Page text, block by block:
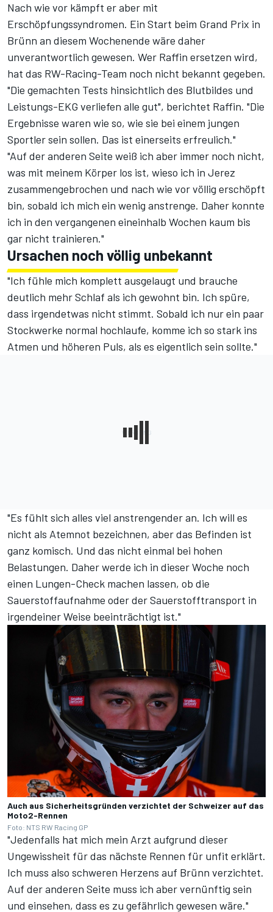
Nach wie vor kämpft er aber mit
Erschöpfungssyndromen. Ein Start beim Grand Prix in
Brünn an diesem Wochenende wäre daher
unverantwortlich gewesen. Wer Raffin ersetzen wird,
hat das RW-Racing-Team noch nicht bekannt gegeben.
"Die gemachten Tests hinsichtlich des Blutbildes und
Leistungs-EKG verliefen alle gut", berichtet Raffin. "Die
Ergebnisse waren wie so, wie sie bei einem jungen
Sportler sein sollen. Das ist einerseits erfreulich."
"Auf der anderen Seite weiß ich aber immer noch nicht,
was mit meinem Körper los ist, wieso ich in Jerez
zusammengebrochen und nach wie vor völlig erschöpft
bin, sobald ich mich ein wenig anstrenge. Daher konnte
ich in den vergangenen eineinhalb Wochen kaum bis
gar nicht trainieren."
Ursachen noch völlig unbekannt
"Ich fühle mich komplett ausgelaugt und brauche
deutlich mehr Schlaf als ich gewohnt bin. Ich spüre,
dass irgendetwas nicht stimmt. Sobald ich nur ein paar
Stockwerke normal hochlaufe, komme ich so stark ins
Atmen und höheren Puls, als es eigentlich sein sollte."
"Es fühlt sich alles viel anstrengender an. Ich will es
nicht als Atemnot bezeichnen, aber das Befinden ist
ganz komisch. Und das nicht einmal bei hohen
Belastungen. Daher werde ich in dieser Woche noch
einen Lungen-Check machen lassen, ob die
Sauerstoffaufnahme oder der Sauerstofftransport in
irgendeiner Weise beeinträchtigt ist."
Auch aus Sicherheitsgründen verzichtet der Schweizer auf das
Moto2-Rennen
Foto: NTS RW Racing GP
"Jedenfalls hat mich mein Arzt aufgrund dieser
Ungewissheit für das nächste Rennen für unfit erklärt.
Ich muss also schweren Herzens auf Brünn verzichtet.
Auf der anderen Seite muss ich aber vernünftig sein
und einsehen, dass es zu gefährlich gewesen wäre."